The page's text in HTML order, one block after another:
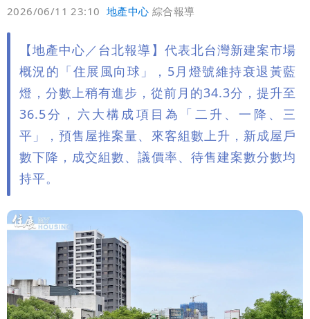
2026/06/11 23:10 地產中心 綜合報導
【地產中心／台北報導】代表北台灣新建案市場
概況的「住展風向球」，5月燈號維持衰退黃藍
燈，分數上稍有進步，從前月的34.3分，提升至
36.5分，六大構成項目為「二升、一降、三
平」，預售屋推案量、來客組數上升，新成屋戶
數下降，成交組數、議價率、待售建案數分數均
持平。